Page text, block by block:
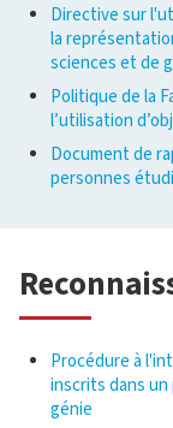
Directive sur
la
sciences et de
Politique de la
l’utilisation
Document de
personnes
Procédure à
inscrits dans un
génie